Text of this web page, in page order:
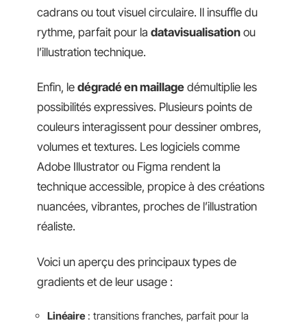
cadrans ou tout visuel circulaire. Il insuffle du
rythme, parfait pour la datavisualisation ou
l’illustration technique.
Enfin, le dégradé en maillage démultiplie les
possibilités expressives. Plusieurs points de
couleurs interagissent pour dessiner ombres,
volumes et textures. Les logiciels comme
Adobe Illustrator ou Figma rendent la
technique accessible, propice à des créations
nuancées, vibrantes, proches de l’illustration
réaliste.
Voici un aperçu des principaux types de
gradients et de leur usage :
Linéaire : transitions franches, parfait pour la